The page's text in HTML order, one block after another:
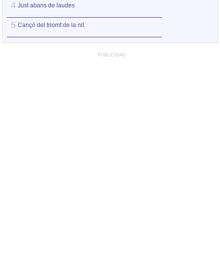
4 Just abans de laudes
5 Cançó del triomf de la nit
PUBLICIDAD